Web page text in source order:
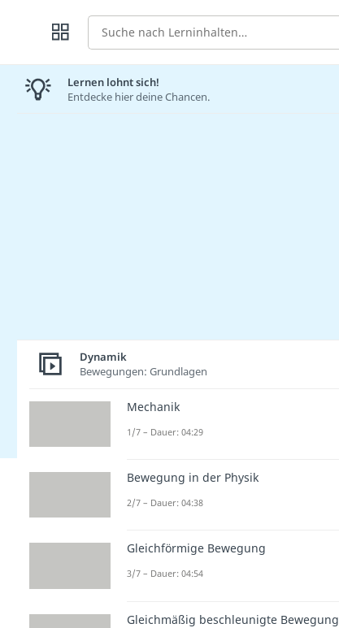
Suche
Lernen lohnt sich!
Entdecke hier deine Chancen.
Dynamik
Bewegungen: Grundlagen
Mechanik
1/7 – Dauer: 04:29
Bewegung in der Physik
2/7 – Dauer: 04:38
Gleichförmige Bewegung
3/7 – Dauer: 04:54
Gleichmäßig beschleunigte Bewegung